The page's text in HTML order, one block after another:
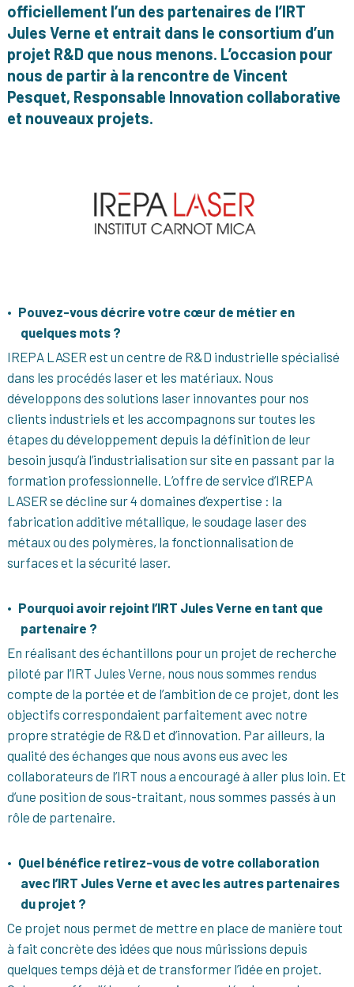
officiellement l’un des partenaires de l’IRT
Jules Verne et entrait dans le consortium d’un
projet R&D que nous menons. L’occasion pour
nous de partir à la rencontre de Vincent
Pesquet, Responsable Innovation collaborative
et nouveaux projets.
Pouvez-vous décrire votre cœur de métier en
quelques mots ?
IREPA LASER est un centre de R&D industrielle spécialisé
dans les procédés laser et les matériaux. Nous
développons des solutions laser innovantes pour nos
clients industriels et les accompagnons sur toutes les
étapes du développement depuis la définition de leur
besoin jusqu’à l’industrialisation sur site en passant par la
formation professionnelle. L’offre de service d’IREPA
LASER se décline sur 4 domaines d’expertise : la
fabrication additive métallique, le soudage laser des
métaux ou des polymères, la fonctionnalisation de
surfaces et la sécurité laser.
Pourquoi avoir rejoint l’IRT Jules Verne en tant que
partenaire ?
En réalisant des échantillons pour un projet de recherche
piloté par l’IRT Jules Verne, nous nous sommes rendus
compte de la portée et de l’ambition de ce projet, dont les
objectifs correspondaient parfaitement avec notre
propre stratégie de R&D et d’innovation. Par ailleurs, la
qualité des échanges que nous avons eus avec les
collaborateurs de l’IRT nous a encouragé à aller plus loin. Et
d’une position de sous-traitant, nous sommes passés à un
rôle de partenaire.
Quel bénéfice retirez-vous de votre collaboration
avec l’IRT Jules Verne et avec les autres partenaires
du projet ?
Ce projet nous permet de mettre en place de manière tout
à fait concrète des idées que nous mûrissions depuis
quelques temps déjà et de transformer l’idée en projet.